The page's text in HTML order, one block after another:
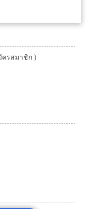
ครสมาชิก )